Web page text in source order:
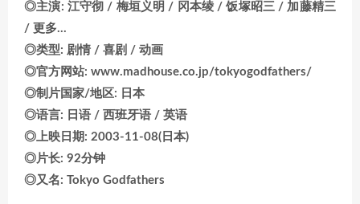
◎主演: 江守彻 / 梅垣义明 / 冈本绫 / 饭塚昭三 / 加藤精三
/ 更多…
◎类型: 剧情 / 喜剧 / 动画
◎官方网站: www.madhouse.co.jp/tokyogodfathers/
◎制片国家/地区: 日本
◎语言: 日语 / 西班牙语 / 英语
◎上映日期: 2003-11-08(日本)
◎片长: 92分钟
◎又名: Tokyo Godfathers